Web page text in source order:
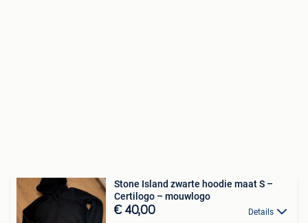
Stone Island zwarte hoodie maat S –
Certilogo – mouwlogo
€ 40,00 Details